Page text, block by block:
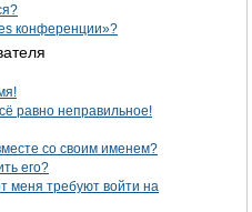
конференции»?
равно неправильное!
со своим именем?
его?
меня требуют войти на